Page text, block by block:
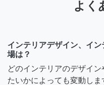
よく
インテリアデザイン、イ
場は？
どのインテリアのデザイ
たいかによっても変動し